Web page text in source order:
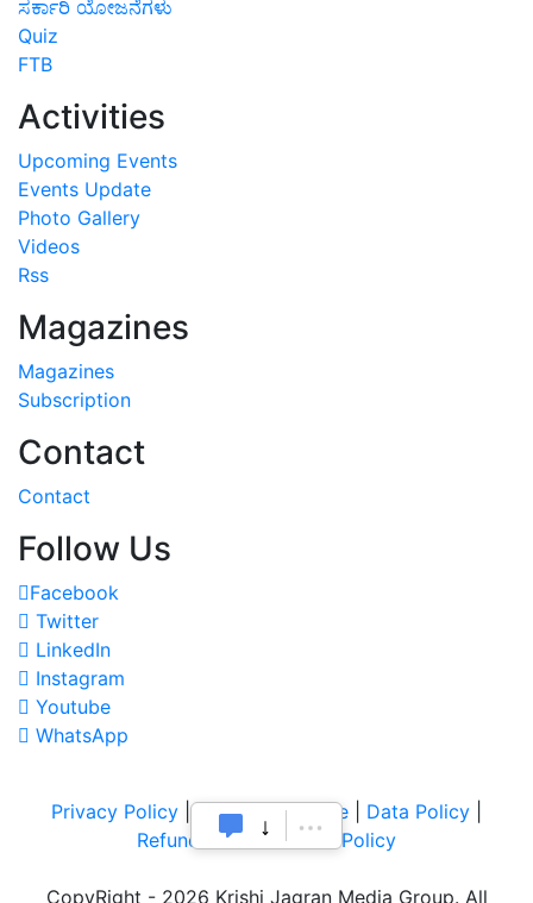
ಸರ್ಕಾರಿ ಯೋಜನೆಗಳು
Quiz
FTB
Activities
Upcoming Events
Events Update
Photo Gallery
Videos
Rss
Magazines
Magazines
Subscription
Contact
Contact
Follow Us
Facebook
Twitter
LinkedIn
Instagram
Youtube
WhatsApp
Privacy Policy |Terms of Service Data Policy
Refund & Cancellation Policy
CopyRight - 2026 Krishi Jagran Media Group. All